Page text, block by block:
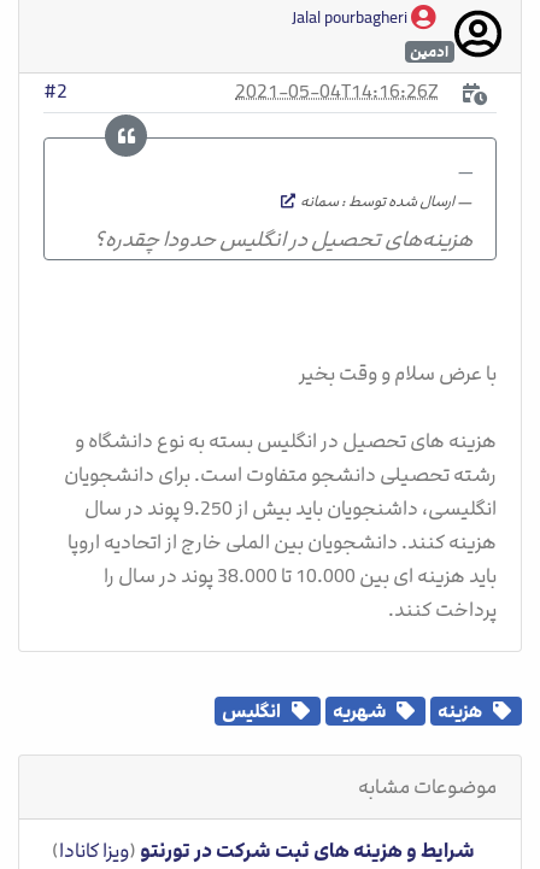
Jalal pourbagheri
ادمین
2021-05-04T14:16:26Z
#2
ارسال شده توسط : سمانه
هزینه‌های تحصیل در انگلیس حدودا چقدره؟
با عرض سلام و وقت بخیر
هزینه های تحصیل در انگلیس بسته به نوع دانشگاه و
رشته تحصیلی دانشجو متفاوت است. برای دانشجویان
انگلیسی، داشنجویان باید بیش از 9.250 پوند در سال
هزینه کنند. دانشجویان بین الملی خارج از اتحادیه اروپا
باید هزینه ای بین 10.000 تا 38.000 پوند در سال را
پرداخت کنند.
هزینه شهریه انگلیس
موضوعات مشابه
شرایط و هزینه های ثبت شرکت در تورنتو​ (ویزا کانادا)